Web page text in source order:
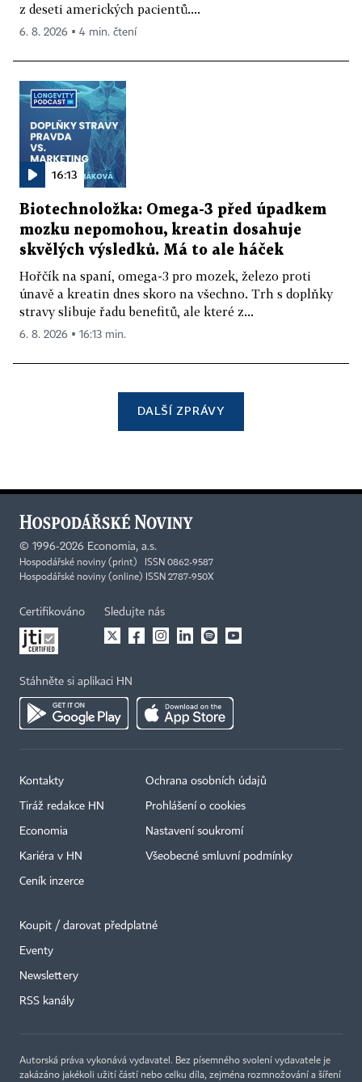
z deseti amerických pacientů....
6. 8. 2026 ▪ 4 min. čtení
16:13
Biotechnoložka: Omega-3 před úpadkem
mozku nepomohou, kreatin dosahuje
skvělých výsledků. Má to ale háček
Hořčík na spaní, omega-3 pro mozek, železo proti
únavě a kreatin dnes skoro na všechno. Trh s doplňky
stravy slibuje řadu benefitů, ale které z...
6. 8. 2026 ▪ 16:13 min.
DALŠÍ ZPRÁVY
© 1996-2026 Economia, a.s.
Hospodářské noviny (print) ISSN 0862-9587
Hospodářské noviny (online) ISSN 2787-950X
Certifikováno Sledujte nás
Stáhněte si aplikaci HN
Kontakty
Tiráž redakce HN
Economia
Kariéra v HN
Ceník inzerce
Ochrana osobních údajů
Prohlášení o cookies
Nastavení soukromí
Všeobecné smluvní podmínky
Koupit / darovat předplatné
Eventy
Newslettery
RSS kanály
Autorská práva vykonává vydavatel. Bez písemného svolení vydavatele je
zakázáno jakékoli užití částí nebo celku díla, zejména rozmnožování a šíření